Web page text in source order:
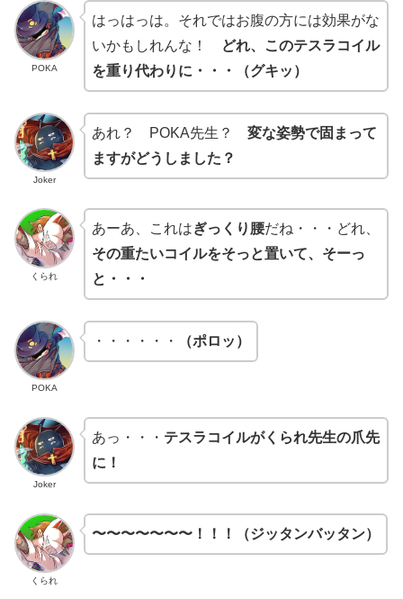
POKA
はっはっは。それではお腹の方には効果がな
いかもしれんな！
どれ、このテスラコイル
を重り代わりに・・・（グキッ）
Joker
あれ？ POKA先生？ 変な姿勢で固まって
ますがどうしました？
くられ
あーあ、これはぎっくり腰だね・・・どれ、
その重たいコイルをそっと置いて、そーっ
と・・・
POKA
・・・・・・ （ポロッ）
Joker
あっ・・・ テスラコイルがくられ先生の爪先
に！
くられ
〜〜〜〜〜〜〜！！！（ジッタンバッタン）